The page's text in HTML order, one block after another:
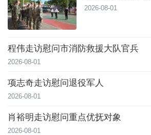
2026-08-01
程伟走访慰问市消防救援大队官兵
2026-08-01
项志奇走访慰问退役军人
2026-08-01
肖裕明走访慰问重点优抚对象
2026-08-01